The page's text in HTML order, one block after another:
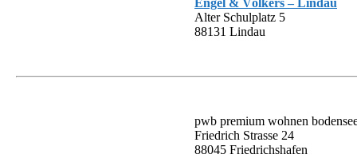
Alter Schulplatz 5
88131 Lindau
pwb premium wohnen
Friedrich Strasse 24
88045 Friedrichshafen